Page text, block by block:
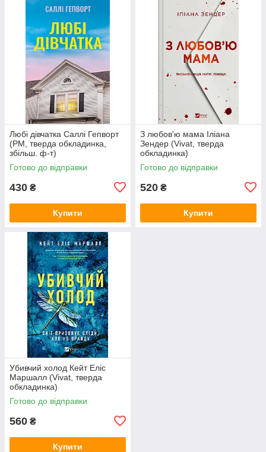
Любі дівчатка Саллі Гепворт
(РМ, тверда обкладинка,
збільш. ф-т)
Готово до відправки
430 ₴
Купити
З любов'ю мама Іліана
Зендер (Vivat, тверда
обкладинка)
Готово до відправки
520 ₴
Купити
Убивчий холод Кейт Еліс
Маршалл (Vivat, тверда
обкладинка)
Готово до відправки
560 ₴
Купити